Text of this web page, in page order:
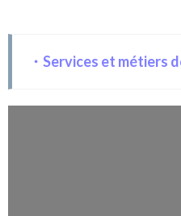
・Services et métiers